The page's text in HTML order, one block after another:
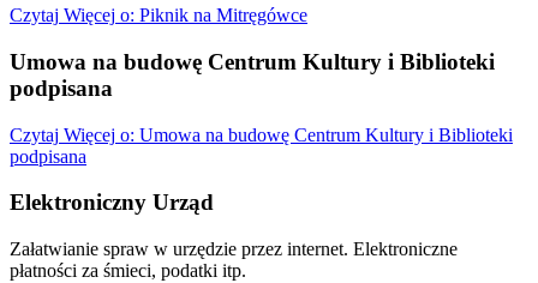
Czytaj Więcej o: Piknik na Mitręgówce
Umowa na budowę Centrum Kultury i Biblioteki
podpisana
Czytaj Więcej o: Umowa na budowę Centrum Kultury i Biblioteki
podpisana
Elektroniczny Urząd
Załatwianie spraw w urzędzie przez internet. Elektroniczne
płatności za śmieci, podatki itp.